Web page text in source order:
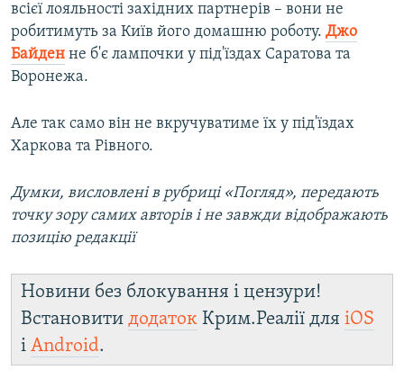
всієї лояльності західних партнерів – вони не
робитимуть за Київ його домашню роботу. Джо
Байден не б'є лампочки у під'їздах Саратова та
Воронежа.
Але так само він не вкручуватиме їх у під'їздах
Харкова та Рівного.
Думки, висловлені в рубриці «Погляд», передають
точку зору самих авторів і не завжди відображають
позицію редакції
Новини без блокування і цензури!
Встановити додаток Крим.Реалії для iOS
і Android.